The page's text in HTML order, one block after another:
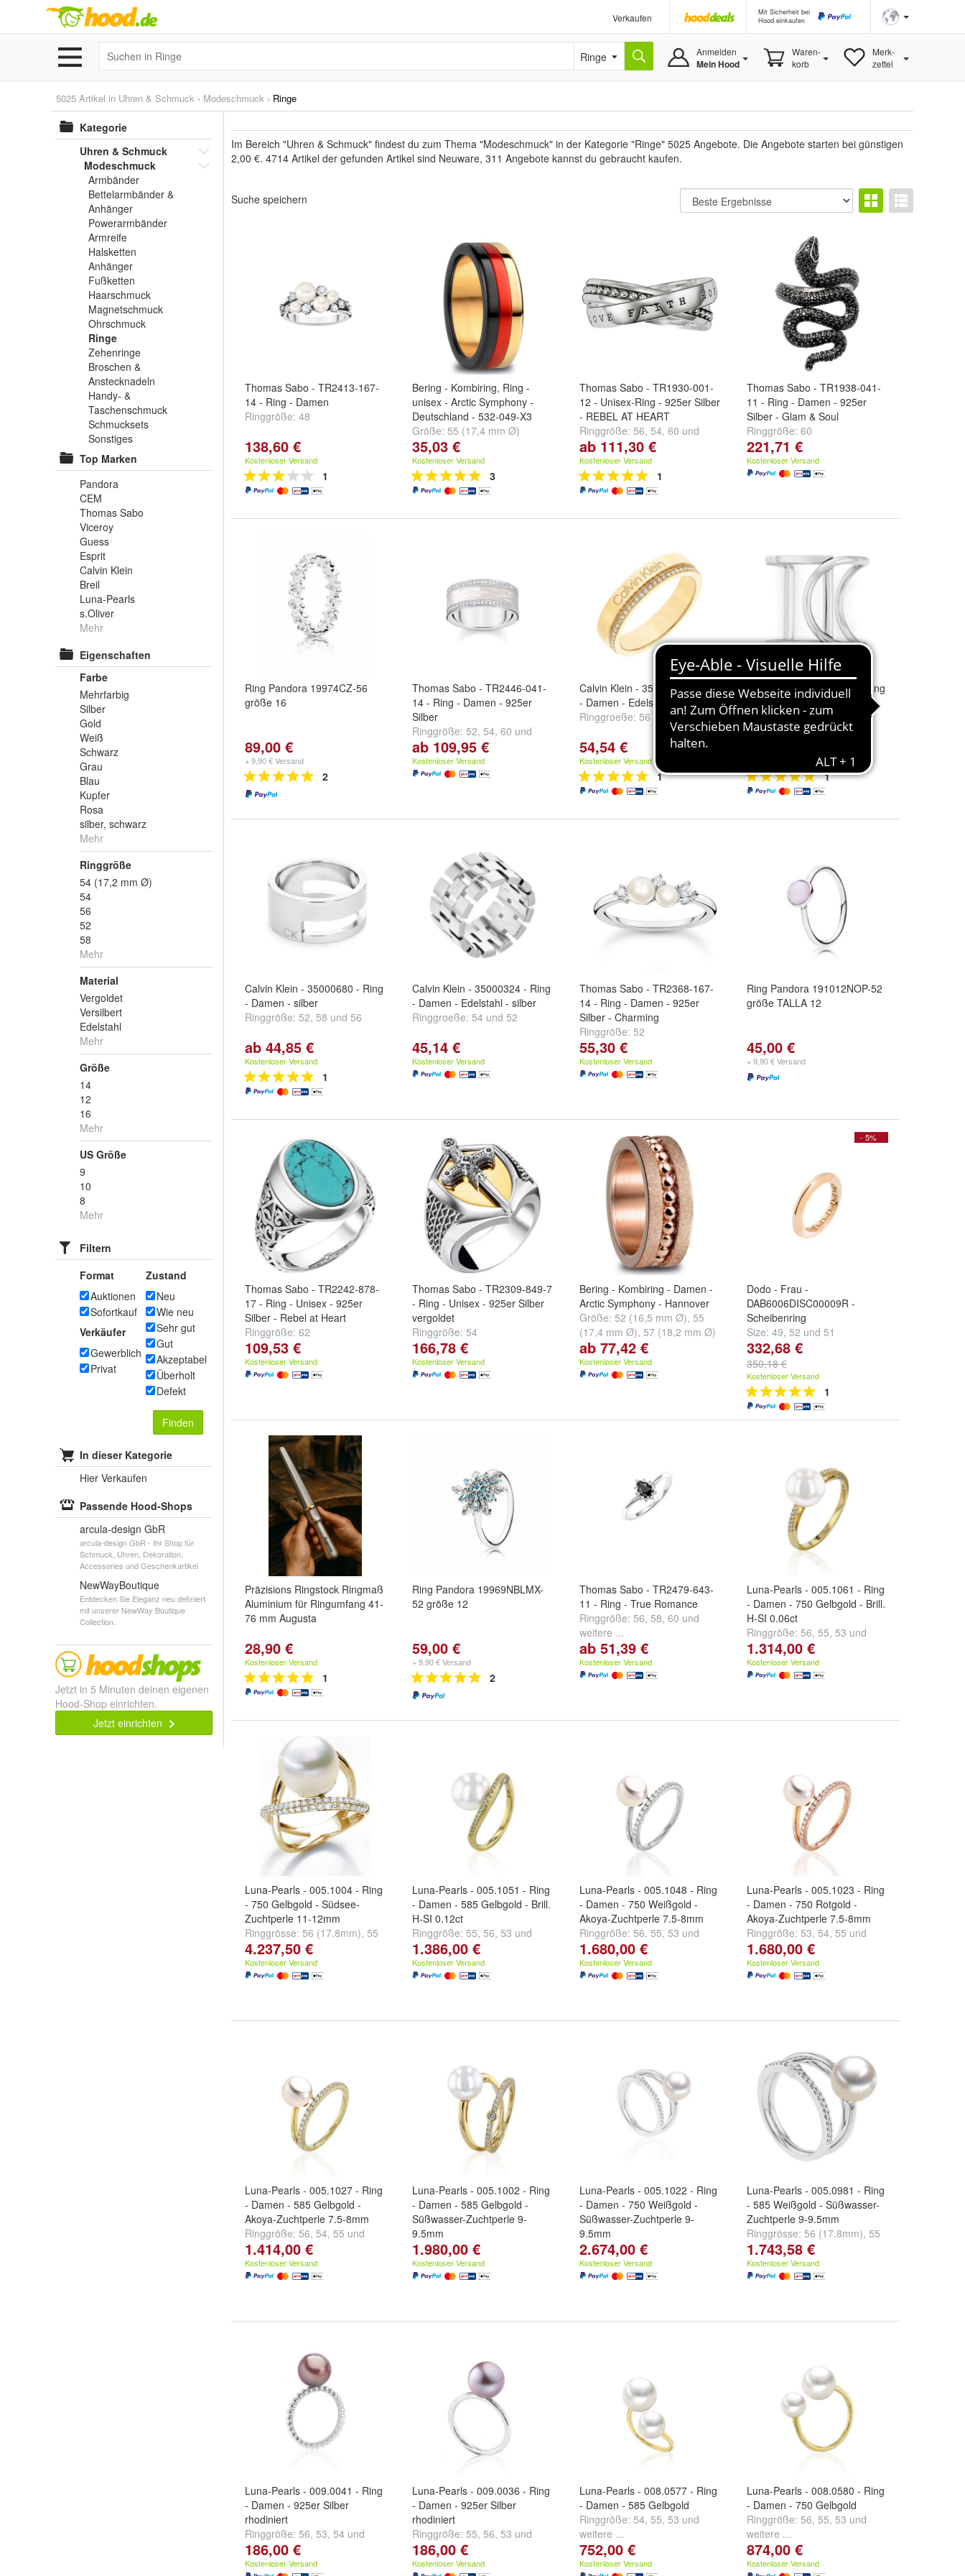
Verkaufen
Mit Sicherheit bei
Hood einkaufen
Ringe Anmelden
Mein Hood
Waren-
korb
Merk-
zettel
5025 Artikel in Uhren & Schmuck › Modeschmuck › Ringe
Kategorie
Uhren & Schmuck
Modeschmuck
Armbänder
Bettelarmbänder &
Anhänger
Powerarmbänder
Armreife
Halsketten
Anhänger
Fußketten
Haarschmuck
Magnetschmuck
Ohrschmuck
Ringe
Zehenringe
Broschen &
Anstecknadeln
Handy- &
Taschenschmuck
Schmucksets
Sonstiges
Top Marken
Pandora
CEM
Thomas Sabo
Viceroy
Guess
Esprit
Calvin Klein
Breil
Luna-Pearls
s.Oliver
Mehr
Eigenschaften
Farbe
Mehrfarbig
Silber
Gold
Weiß
Schwarz
Grau
Blau
Kupfer
Rosa
silber, schwarz
Mehr
Ringgröße
54 (17,2 mm Ø)
54
56
52
58
Mehr
Material
Vergoldet
Versilbert
Edelstahl
Mehr
Größe
14
12
16
Mehr
US Größe
9
10
8
Mehr
Filtern
Format
Auktionen
Sofortkauf
Verkäufer
Gewerblich
Privat
Zustand
Neu
Wie neu
Sehr gut
Gut
Akzeptabel
Überholt
Defekt
Finden
In dieser Kategorie
Hier Verkaufen
Passende Hood-Shops
arcula-design GbR
arcula-design GbR - Ihr Shop für
Schmuck, Uhren, Dekoration,
Accessories und Geschenkartikel
NewWayBoutique
Entdecken Sie Eleganz neu definiert
mit unserer NewWay Boutique
Collection.
Jetzt in 5 Minuten deinen eigenen
Hood-Shop einrichten.
Jetzt einrichten
Im Bereich "Uhren & Schmuck" findest du zum Thema "Modeschmuck" in der Kategorie "Ringe" 5025 Angebote. Die Angebote starten bei günstigen
2,00 €. 4714 Artikel der gefunden Artikel sind Neuware, 311 Angebote kannst du gebraucht kaufen.
Suche speichern
Thomas Sabo - TR2413-167-
14 - Ring - Damen
Ringgröße: 48
138,60 €
Kostenloser Versand
1
Bering - Kombiring, Ring -
unisex - Arctic Symphony -
Deutschland - 532-049-X3
Größe: 55 (17,4 mm Ø)
35,03 €
Kostenloser Versand
3
Thomas Sabo - TR1930-001-
12 - Unisex-Ring - 925er Silber
- REBEL AT HEART
Ringgröße: 56, 54, 60 und
weitere ...
ab 111,30 €
Kostenloser Versand
1
Thomas Sabo - TR1938-041-
11 - Ring - Damen - 925er
Silber - Glam & Soul
Ringgröße: 60
221,71 €
Kostenloser Versand
Ring Pandora 19974CZ-56
größe 16
89,00 €
+ 9,90 € Versand
2
Thomas Sabo - TR2446-041-
14 - Ring - Damen - 925er
Silber
Ringgröße: 52, 54, 60 und
weitere ...
ab 109,95 €
Kostenloser Versand
Calvin Klein - 35000201 - Ring
- Damen - Edelstahl - gelbgold
Ringgroeße: 56
54,54 €
Kostenloser Versand
1
Calvin Klein - 35000755 - Ring
- Damen - silber
Ringgröße: 56und
Kostenloser Versand
1
Calvin Klein - 35000680 - Ring
- Damen - silber
Ringgröße: 52, 58 und 56
ab 44,85 €
Kostenloser Versand
1
Calvin Klein - 35000324 - Ring
- Damen - Edelstahl - silber
Ringgroeße: 54 und 52
45,14 €
Kostenloser Versand
Thomas Sabo - TR2368-167-
14 - Ring - Damen - 925er
Silber - Charming
Ringgröße: 52
55,30 €
Kostenloser Versand
Ring Pandora 191012NOP-52
größe TALLA 12
45,00 €
+ 9,90 € Versand
Thomas Sabo - TR2242-878-
17 - Ring - Unisex - 925er
Silber - Rebel at Heart
Ringgröße: 62
109,53 €
Kostenloser Versand
Thomas Sabo - TR2309-849-7
- Ring - Unisex - 925er Silber
vergoldet
Ringgröße: 54
166,78 €
Kostenloser Versand
Bering - Kombiring - Damen -
Arctic Symphony - Hannover
Größe: 52 (16,5 mm Ø), 55
(17,4 mm Ø), 57 (18,2 mm Ø)
und weitere ...
ab 77,42 €
Kostenloser Versand
- 5%
Dodo - Frau -
DAB6006DISC00009R -
Scheibenring
Size: 49, 52 und 51
332,68 €
350,18 €
Kostenloser Versand
1
Präzisions Ringstock Ringmaß
Aluminium für Ringumfang 41-
76 mm Augusta
28,90 €
Kostenloser Versand
1
Ring Pandora 19969NBLMX-
52 größe 12
59,00 €
+ 9,90 € Versand
2
Thomas Sabo - TR2479-643-
11 - Ring - True Romance
Ringgröße: 56, 58, 60 und
weitere ...
ab 51,39 €
Kostenloser Versand
Luna-Pearls - 005.1061 - Ring
- Damen - 750 Gelbgold - Brill.
H-SI 0.06ct
Ringgröße: 56, 55, 53 und
weitere ...
1.314,00 €
Kostenloser Versand
Luna-Pearls - 005.1004 - Ring
- 750 Gelbgold - Südsee-
Zuchtperle 11-12mm
Ringgrösse: 56 (17.8mm), 55
(17.5mm),54 (17.2mm)
weitere ...
4.237,50 €
Kostenloser Versand
Luna-Pearls - 005.1051 - Ring
- Damen - 585 Gelbgold - Brill.
H-SI 0.12ct
Ringgröße: 55, 56, 53 und
weitere ...
1.386,00 €
Kostenloser Versand
Luna-Pearls - 005.1048 - Ring
- Damen - 750 Weißgold -
Akoya-Zuchtperle 7.5-8mm
Ringgröße: 56, 55, 53 und
weitere ...
1.680,00 €
Kostenloser Versand
Luna-Pearls - 005.1023 - Ring
- Damen - 750 Rotgold -
Akoya-Zuchtperle 7.5-8mm
Ringgröße: 53, 54, 55 und
weitere ...
1.680,00 €
Kostenloser Versand
Luna-Pearls - 005.1027 - Ring
- Damen - 585 Gelbgold -
Akoya-Zuchtperle 7.5-8mm
Ringgröße: 56, 54, 55 und
weitere ...
1.414,00 €
Kostenloser Versand
Luna-Pearls - 005.1002 - Ring
- Damen - 585 Gelbgold -
Süßwasser-Zuchtperle 9-
9.5mm
Ringgröße:53,
weitere ...
1.980,00 €
Kostenloser Versand
Luna-Pearls - 005.1022 - Ring
- Damen - 750 Weißgold -
Süßwasser-Zuchtperle 9-
9.5mm
Ringgröße:56,
weitere ...
2.674,00 €
Kostenloser Versand
Luna-Pearls - 005.0981 - Ring
- 585 Weißgold - Süßwasser-
Zuchtperle 9-9.5mm
Ringgrösse: 56 (17.8mm), 55
(17.5mm),54 (17.2mm)
weitere ...
1.743,58 €
Kostenloser Versand
Luna-Pearls - 009.0041 - Ring
- Damen - 925er Silber
rhodiniert
Ringgröße: 56, 53, 54 und
weitere ...
186,00 €
Kostenloser Versand
Luna-Pearls - 009.0036 - Ring
- Damen - 925er Silber
rhodiniert
Ringgröße: 55, 56, 53 und
weitere ...
186,00 €
Kostenloser Versand
Luna-Pearls - 008.0577 - Ring
- Damen - 585 Gelbgold
Ringgröße: 54, 55, 53 und
weitere ...
752,00 €
Kostenloser Versand
Luna-Pearls - 008.0580 - Ring
- Damen - 750 Gelbgold
Ringgröße: 56, 55, 53 und
weitere ...
874,00 €
Kostenloser Versand